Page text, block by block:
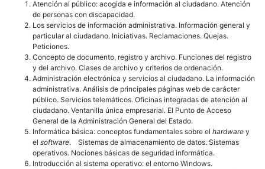
Atención al público: acogida e información al ciudadano. Atención
de personas con discapacidad.
Los servicios de información administrativa. Información general y
particular al ciudadano. Iniciativas. Reclamaciones. Quejas.
Peticiones.
Concepto de documento, registro y archivo. Funciones del registro
y del archivo. Clases de archivo y criterios de ordenación.
Administración electrónica y servicios al ciudadano. La información
administrativa. Análisis de principales páginas web de carácter
público. Servicios telemáticos. Oficinas integradas de atención al
ciudadano. Ventanilla única empresarial. El Punto de Acceso
General de la Administración General del Estado.
Informática básica: conceptos fundamentales sobre el hardware y
el software. Sistemas de almacenamiento de datos. Sistemas
operativos. Nociones básicas de seguridad informática.
Introducción al sistema operativo: el entorno Windows.